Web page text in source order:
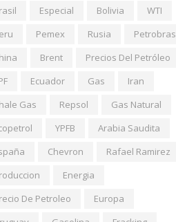
Especial Bolivia
WTI
Pemex Rusia
Petrobras
Brent
Precios Del Petróleo
Ecuador Gas
Iran
Gas
Repsol
Gas Natural
YPFB
Arabia Saudita
Chevron
Rafael Ramirez
Energia
De Petroleo
Europa